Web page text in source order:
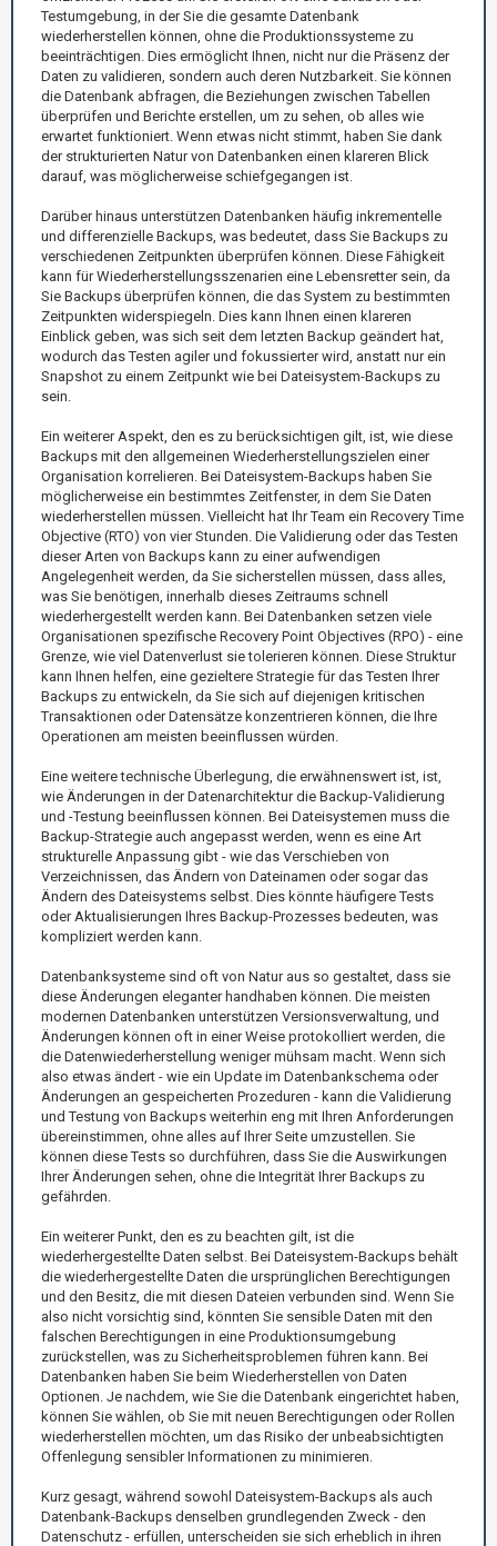
Testumgebung, in der Sie die gesamte Datenbank
wiederherstellen können, ohne die Produktionssysteme zu
beeinträchtigen. Dies ermöglicht Ihnen, nicht nur die Präsenz der
Daten zu validieren, sondern auch deren Nutzbarkeit. Sie können
die Datenbank abfragen, die Beziehungen zwischen Tabellen
überprüfen und Berichte erstellen, um zu sehen, ob alles wie
erwartet funktioniert. Wenn etwas nicht stimmt, haben Sie dank
der strukturierten Natur von Datenbanken einen klareren Blick
darauf, was möglicherweise schiefgegangen ist.
Darüber hinaus unterstützen Datenbanken häufig inkrementelle
und differenzielle Backups, was bedeutet, dass Sie Backups zu
verschiedenen Zeitpunkten überprüfen können. Diese Fähigkeit
kann für Wiederherstellungsszenarien eine Lebensretter sein, da
Sie Backups überprüfen können, die das System zu bestimmten
Zeitpunkten widerspiegeln. Dies kann Ihnen einen klareren
Einblick geben, was sich seit dem letzten Backup geändert hat,
wodurch das Testen agiler und fokussierter wird, anstatt nur ein
Snapshot zu einem Zeitpunkt wie bei Dateisystem-Backups zu
sein.
Ein weiterer Aspekt, den es zu berücksichtigen gilt, ist, wie diese
Backups mit den allgemeinen Wiederherstellungszielen einer
Organisation korrelieren. Bei Dateisystem-Backups haben Sie
möglicherweise ein bestimmtes Zeitfenster, in dem Sie Daten
wiederherstellen müssen. Vielleicht hat Ihr Team ein Recovery Time
Objective (RTO) von vier Stunden. Die Validierung oder das Testen
dieser Arten von Backups kann zu einer aufwendigen
Angelegenheit werden, da Sie sicherstellen müssen, dass alles,
was Sie benötigen, innerhalb dieses Zeitraums schnell
wiederhergestellt werden kann. Bei Datenbanken setzen viele
Organisationen spezifische Recovery Point Objectives (RPO) - eine
Grenze, wie viel Datenverlust sie tolerieren können. Diese Struktur
kann Ihnen helfen, eine gezieltere Strategie für das Testen Ihrer
Backups zu entwickeln, da Sie sich auf diejenigen kritischen
Transaktionen oder Datensätze konzentrieren können, die Ihre
Operationen am meisten beeinflussen würden.
Eine weitere technische Überlegung, die erwähnenswert ist, ist,
wie Änderungen in der Datenarchitektur die Backup-Validierung
und -Testung beeinflussen können. Bei Dateisystemen muss die
Backup-Strategie auch angepasst werden, wenn es eine Art
strukturelle Anpassung gibt - wie das Verschieben von
Verzeichnissen, das Ändern von Dateinamen oder sogar das
Ändern des Dateisystems selbst. Dies könnte häufigere Tests
oder Aktualisierungen Ihres Backup-Prozesses bedeuten, was
kompliziert werden kann.
Datenbanksysteme sind oft von Natur aus so gestaltet, dass sie
diese Änderungen eleganter handhaben können. Die meisten
modernen Datenbanken unterstützen Versionsverwaltung, und
Änderungen können oft in einer Weise protokolliert werden, die
die Datenwiederherstellung weniger mühsam macht. Wenn sich
also etwas ändert - wie ein Update im Datenbankschema oder
Änderungen an gespeicherten Prozeduren - kann die Validierung
und Testung von Backups weiterhin eng mit Ihren Anforderungen
übereinstimmen, ohne alles auf Ihrer Seite umzustellen. Sie
können diese Tests so durchführen, dass Sie die Auswirkungen
Ihrer Änderungen sehen, ohne die Integrität Ihrer Backups zu
gefährden.
Ein weiterer Punkt, den es zu beachten gilt, ist die
wiederhergestellte Daten selbst. Bei Dateisystem-Backups behält
die wiederhergestellte Daten die ursprünglichen Berechtigungen
und den Besitz, die mit diesen Dateien verbunden sind. Wenn Sie
also nicht vorsichtig sind, könnten Sie sensible Daten mit den
falschen Berechtigungen in eine Produktionsumgebung
zurückstellen, was zu Sicherheitsproblemen führen kann. Bei
Datenbanken haben Sie beim Wiederherstellen von Daten
Optionen. Je nachdem, wie Sie die Datenbank eingerichtet haben,
können Sie wählen, ob Sie mit neuen Berechtigungen oder Rollen
wiederherstellen möchten, um das Risiko der unbeabsichtigten
Offenlegung sensibler Informationen zu minimieren.
Kurz gesagt, während sowohl Dateisystem-Backups als auch
Datenbank-Backups denselben grundlegenden Zweck - den
Datenschutz - erfüllen, unterscheiden sie sich erheblich in ihren